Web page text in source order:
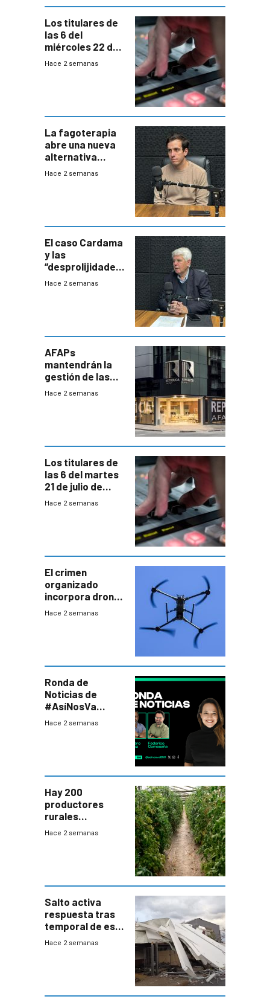
Los titulares de
las 6 del
miércoles 22 de
julio de 2026
Hace 2 semanas
La fagoterapia
abre una nueva
alternativa
contra bacterias
innovadora
Hace 2 semanas
El caso Cardama
y las
“desprolijidades”
que la
Hace 2 semanas
AFAPs
mantendrán la
gestión de las
cuentas
Hace 2 semanas
Los titulares de
las 6 del martes
21 de julio de
2026
Hace 2 semanas
El crimen
organizado
incorpora drones
y abre un nuevo
Hace 2 semanas
Ronda de
Noticias de
#AsíNosVa
(20/7/26)
Hace 2 semanas
Hay 200
productores
rurales
afectados tras
Hace 2 semanas
Salto activa
respuesta tras
temporal de este
sábado con
Hace 2 semanas